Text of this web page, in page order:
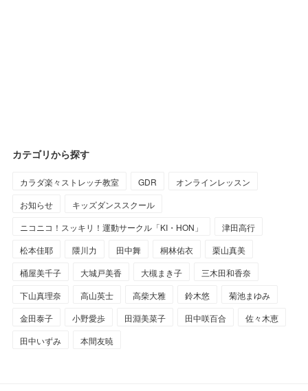
カテゴリから探す
カラダ楽々ストレッチ教室 GDR
オンラインレッスン
お知らせ
キッズダンススクール
ニコニコ！スッキリ！運動サークル「KI・HON」
津田高行
松本佳耶
隈川力 田中舞 桐林佑衣
栗山真美
桶屋美千子
大城戸美香 大槻まき子
三木田和香奈
下山真理奈
高山英士 高柴大雅 鈴木悠
菊池まゆみ
金田泰子
小野愛歩 田淵美菜子 田中咲百合
佐々木恵
田中いずみ
本間友暁